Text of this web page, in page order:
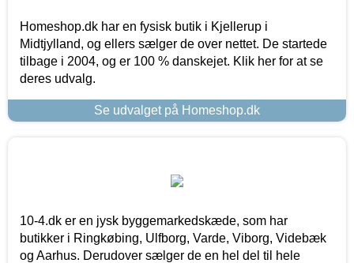
Homeshop.dk har en fysisk butik i Kjellerup i
Midtjylland, og ellers sælger de over nettet. De startede
tilbage i 2004, og er 100 % danskejet. Klik her for at se
deres udvalg.
Se udvalget på Homeshop.dk
10-4.dk er en jysk byggemarkedskæde, som har
butikker i Ringkøbing, Ulfborg, Varde, Viborg, Videbæk
og Aarhus. Derudover sælger de en hel del til hele